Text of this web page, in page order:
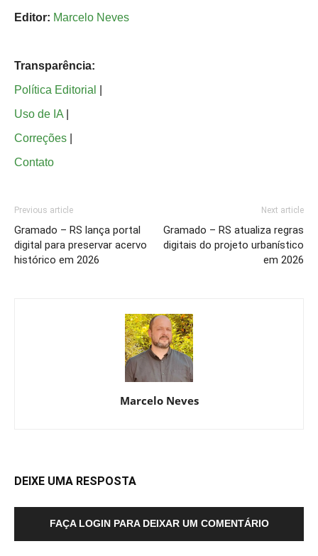
Editor: Marcelo Neves
Transparência:
Política Editorial
Uso de IA
Correções
Contato
Previous article
Gramado – RS lança portal
digital para preservar acervo
histórico em 2026
Next article
Gramado – RS atualiza regras
digitais do projeto urbanístico
em 2026
Marcelo Neves
DEIXE UMA RESPOSTA
FAÇA LOGIN PARA DEIXAR UM COMENTÁRIO